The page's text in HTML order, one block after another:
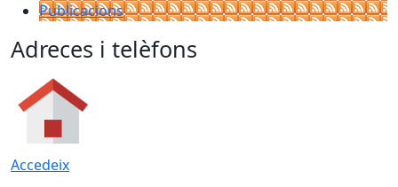
Publicacions
Adreces i telèfons
Accedeix